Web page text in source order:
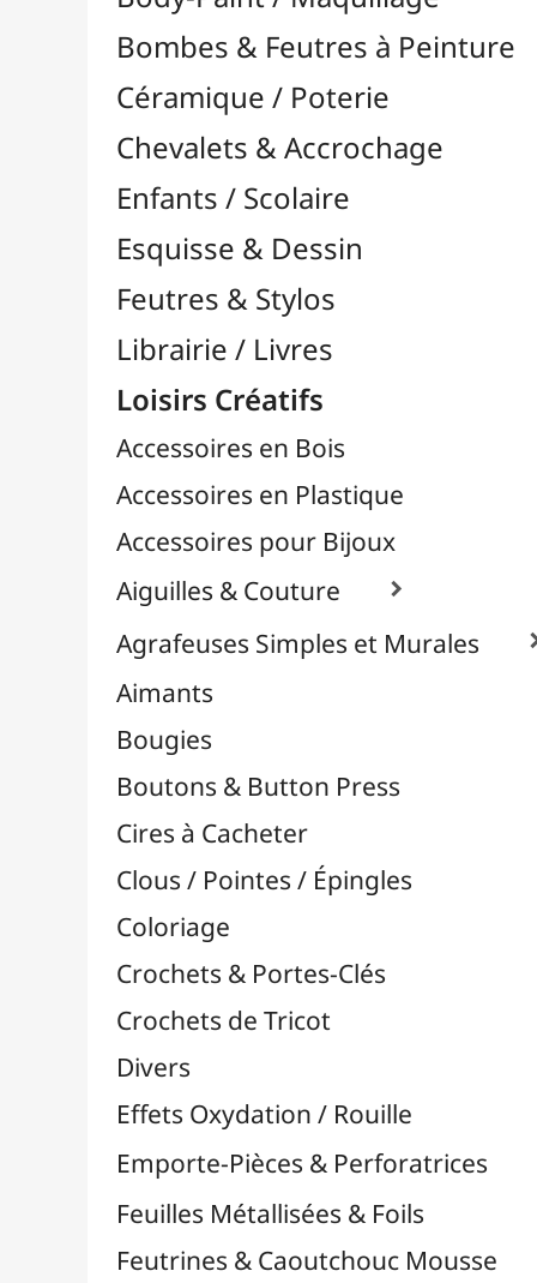
Feutres & Stylos
Librairie / Livres
Loisirs Créatifs
Accessoires en Bois
Accessoires en Plastique
Accessoires pour Bijoux
Aiguilles & Couture

Agrafeuses Simples et Murales 
Aimants
Bougies
Boutons & Button Press
Clous / Pointes / Épingles
Coloriage
Crochets de Tricot
Divers
Effets Oxydation / Rouille
Emporte-Pièces & Perforatrices
Feuilles Métallisées & Foils
Feutrines & Caoutchouc Mousse
Fibres & Raphia
Fil Nylon & Elastiques
Fils Métalliques
Fleurs en Papier & Décors
Horlogerie - Mécanismes & Aiguilles
Masques
Massicots & Lames
Oeillets & Rivets
Petites Pinces
Plantes & Jardin
Plastique Fou
Poncage / Émeri
Quilling / Pliage
Reliure & Cinch
Sable, Strass & Paillettes 